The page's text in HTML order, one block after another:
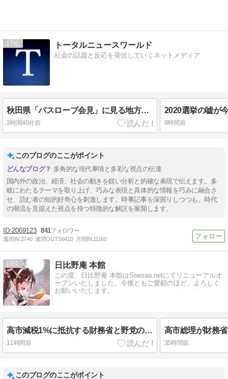
17 トータルニュースワールド
社会の話題と反応を発信していくネットメディア
秋田県「バスローブ会見」に見る地方自治体の闇 兵庫県公用PC問題と共通するベテラン幹部の特権意識
3時間40分前 6時間前
このブログのここがポイント
多角的な現代事情と多彩な視点の伝達
国内外の政治、経済、社会の動きを鋭い分析と的確な表現で伝えます。多
岐にわたるテーマを取り上げ、巧みな表現と具体的な情報を巧みに融合さ
せ、読む者の知的好奇心を刺激します。時事記事を深掘りしつつも、時代
の潮流を見据えた視点を持つ特徴的な解説を展開します。
2069123 841
週間IN:2740 週間OUT:56410 月間IN:11160
18 日比野庵 本館
この度、日比野庵 本館はSeesaa.netにてリニューアルオ
ープンいたしました。今後ともご愛顧のほど、よろしく
お願いいたします。
高市減税1%に抵抗する財務省と野党の暴走！食料品実質ゼロの裏で蠢く暗躍…日本の経済と国民生活を守り抜けるか 《食料品消費税シリーズ＃８》
11時間前 35時間前
このブログのここがポイント